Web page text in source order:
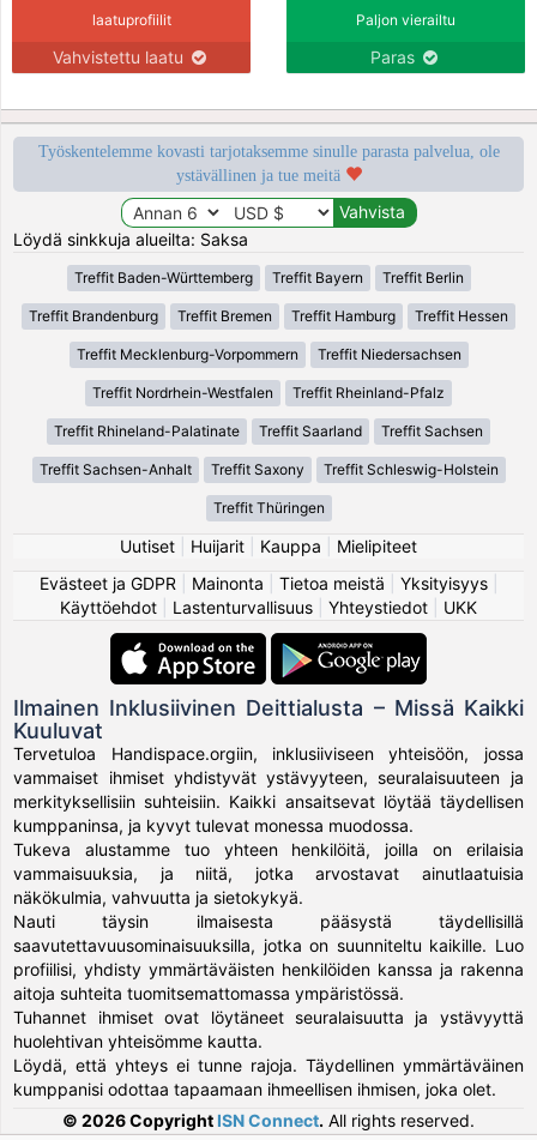
laatuprofiilit
Vahvistettu laatu
Paljon vierailtu
Paras
Työskentelemme kovasti tarjotaksemme sinulle parasta palvelua, ole
ystävällinen ja tue meitä
Löydä sinkkuja alueilta: Saksa
Treffit Baden-Württemberg Treffit Bayern Treffit Berlin
Treffit Brandenburg Treffit Bremen Treffit Hamburg Treffit Hessen
Treffit Mecklenburg-Vorpommern Treffit Niedersachsen
Treffit Nordrhein-Westfalen Treffit Rheinland-Pfalz
Treffit Rhineland-Palatinate Treffit Saarland Treffit Sachsen
Treffit Sachsen-Anhalt Treffit Saxony Treffit Schleswig-Holstein
Treffit Thüringen
Uutiset Huijarit Kauppa
Mielipiteet
Evästeet ja GDPR
Mainonta Tietoa meistä Yksityisyys|
Käyttöehdot
Lastenturvallisuus Yhteystiedot UKK
Ilmainen Inklusiivinen Deittialusta – Missä Kaikki
Kuuluvat
Tervetuloa Handispace.orgiin, inklusiiviseen yhteisöön, jossa
vammaiset ihmiset yhdistyvät ystävyyteen, seuralaisuuteen ja
merkityksellisiin suhteisiin. Kaikki ansaitsevat löytää täydellisen
kumppaninsa, ja kyvyt tulevat monessa muodossa.
Tukeva alustamme tuo yhteen henkilöitä, joilla on erilaisia
vammaisuuksia, ja niitä, jotka arvostavat ainutlaatuisia
näkökulmia, vahvuutta ja sietokykyä.
Nauti täysin ilmaisesta pääsystä täydellisillä
saavutettavuusominaisuuksilla, jotka on suunniteltu kaikille. Luo
profiilisi, yhdisty ymmärtäväisten henkilöiden kanssa ja rakenna
aitoja suhteita tuomitsemattomassa ympäristössä.
Tuhannet ihmiset ovat löytäneet seuralaisuutta ja ystävyyttä
huolehtivan yhteisömme kautta.
Löydä, että yhteys ei tunne rajoja. Täydellinen ymmärtäväinen
kumppanisi odottaa tapaamaan ihmeellisen ihmisen, joka olet.
© 2026 Copyright ISN Connect. All rights reserved.